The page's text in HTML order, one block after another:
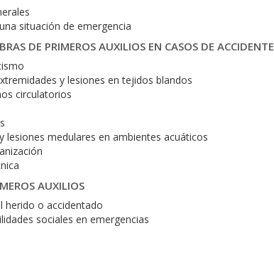
situación de emergencia
DE PRIMEROS AUXILIOS EN CASOS DE ACCIDENTE
y lesiones en tejidos blandos
circulatorios
medulares en ambientes acuáticos
AUXILIOS
herido o accidentado
sociales en emergencias